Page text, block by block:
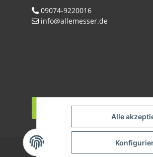
Alle
09074-9220016
info@allemesser.de
Vertrag widerrufen